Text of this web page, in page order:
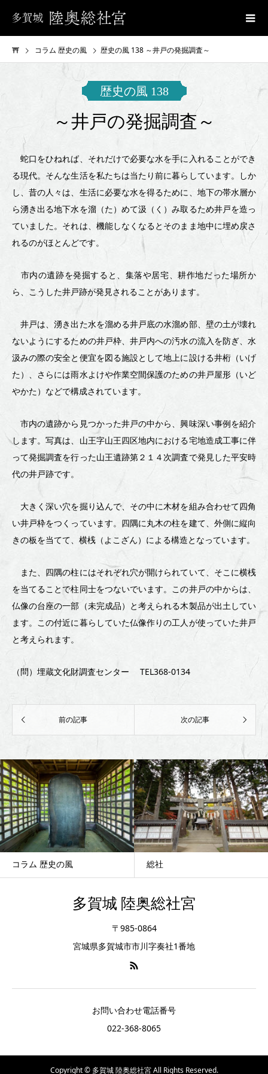
コラム 歴史の風 歴史の風 138 ～井戸の発掘調査～
の
風
138
～
井
戸
の
発
調
査
～
歴史の風 138
～井戸の発掘調査～
蛇口をひねれば、それだけで必要な水を手に入れることができ
る現代。そんな生活を私たちは当たり前に暮らしています。しか
し、昔の人々は、生活に必要な水を得るために、地下の帯水層か
ら湧き出る地下水を溜（た）めて汲（く）み取るため井戸を造っ
ていました。それは、機能しなくなるとそのまま地中に埋め戻さ
れるのがほとんどです。
市内の遺跡を発掘すると、集落や居宅、耕作地だった場所か
ら、こうした井戸跡が発見されることがあります。
井戸は、湧き出た水を溜める井戸底の水溜め部、壁の土が壊れ
ないようにするための井戸枠、井戸内への汚水の流入を防ぎ、水
汲みの際の安全と便宜を図る施設として地上に設ける井桁（いげ
た）、さらには雨水よけや作業空間保護のための井戸屋形（いど
やかた）などで構成されています。
市内の遺跡から見つかった井戸の中から、興味深い事例を紹介
します。写真は、山王字山王四区地内における宅地造成工事に伴
って発掘調査を行った山王遺跡第２１４次調査で発見した平安時
代の井戸跡です。
大きく深い穴を掘り込んで、その中に木材を組み合わせて四角
い井戸枠をつくっています。四隅に丸木の柱を建て、外側に縦向
きの板を当てて、横桟（よこざん）による構造となっています。
また、四隅の柱にはそれぞれ穴が開けられていて、そこに横桟
を当てることで柱同士をつないでいます。この井戸の中からは、
仏像の台座の一部（未完成品）と考えられる木製品が出土してい
ます。この付近に暮らしていた仏像作りの工人が使っていた井戸
と考えられます。
（問）埋蔵文化財調査センター TEL368-0134
コラム 歴史の風 総社
多賀城 陸奥総社宮
〒985-0864
宮城県多賀城市市川字奏社1番地
お問い合わせ電話番号
022-368-8065
Copyright © 多賀城 陸奥総社宮 All Rights Reserved.